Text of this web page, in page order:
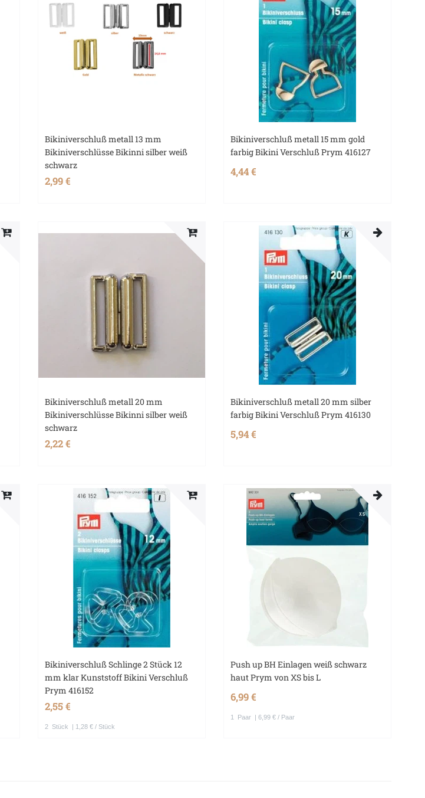
Bikiniverschluß metall 13 mm
Bikiniverschlüsse Bikinni silber weiß
schwarz
2,99 €
Bikiniverschluß metall 15 mm gold
farbig Bikini Verschluß Prym 416127
4,44 €
Bikiniverschluß metall 20 mm
Bikiniverschlüsse Bikinni silber weiß
schwarz
2,22 €
Bikiniverschluß metall 20 mm silber
farbig Bikini Verschluß Prym 416130
5,94 €
Bikiniverschluß Schlinge 2 Stück 12
mm klar Kunststoff Bikini Verschluß
Prym 416152
2,55 €
2 Stück | 1,28 € / Stück
Push up BH Einlagen weiß schwarz
haut Prym von XS bis L
6,99 €
1 Paar | 6,99 € / Paar